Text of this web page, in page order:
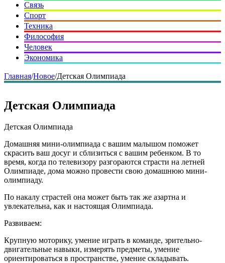
Связь
Спорт
Техника
Философия
Человек
Экономика
Главная/Новое/Детская Олимпиада
Детская Олимпиада
Детская Олимпиада
Домашняя мини-олимпиада с вашим малышом поможет
скрасить ваш досуг и сблизиться с вашим ребенком. В то
время, когда по телевизору разгораются страсти на летней
Олимпиаде, дома можно провести свою домашнюю мини-
олимпиаду.
По накалу страстей она может быть так же азартна и
увлекательна, как и настоящая Олимпиада.
Развиваем:
Крупную моторику, умение играть в команде, зрительно-
двигательные навыки, измерять предметы, умение
ориентироваться в пространстве, умение складывать.